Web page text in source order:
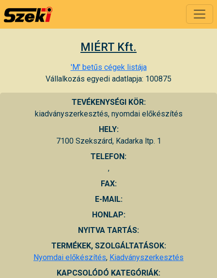
MIÉRT Kft.
'M' betűs cégek listája
Vállalkozás egyedi adatlapja: 100875
TEVÉKENYSÉGI KÖR:
kiadványszerkesztés, nyomdai előkészítés
HELY:
7100 Szekszárd, Kadarka ltp. 1
TELEFON:
,
FAX:
E-MAIL:
HONLAP:
NYITVA TARTÁS:
TERMÉKEK, SZOLGÁLTATÁSOK:
Nyomdai előkészítés, Kiadványszerkesztés
KAPCSOLÓDÓ KATEGÓRIÁK: